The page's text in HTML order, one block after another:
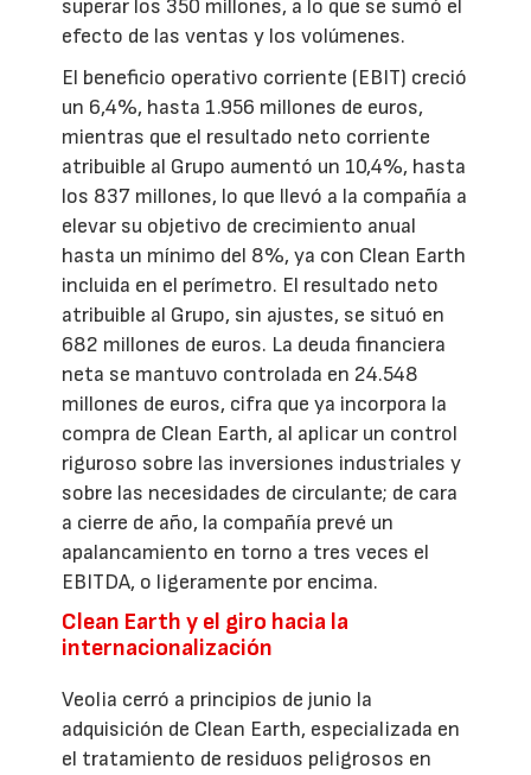
superar los 350 millones, a lo que se sumó el
efecto de las ventas y los volúmenes.
El beneficio operativo corriente (EBIT) creció
un 6,4%, hasta 1.956 millones de euros,
mientras que el resultado neto corriente
atribuible al Grupo aumentó un 10,4%, hasta
los 837 millones, lo que llevó a la compañía a
elevar su objetivo de crecimiento anual
hasta un mínimo del 8%, ya con Clean Earth
incluida en el perímetro. El resultado neto
atribuible al Grupo, sin ajustes, se situó en
682 millones de euros. La deuda financiera
neta se mantuvo controlada en 24.548
millones de euros, cifra que ya incorpora la
compra de Clean Earth, al aplicar un control
riguroso sobre las inversiones industriales y
sobre las necesidades de circulante; de cara
a cierre de año, la compañía prevé un
apalancamiento en torno a tres veces el
EBITDA, o ligeramente por encima.
Clean Earth y el giro hacia la
internacionalización
Veolia cerró a principios de junio la
adquisición de Clean Earth, especializada en
el tratamiento de residuos peligrosos en